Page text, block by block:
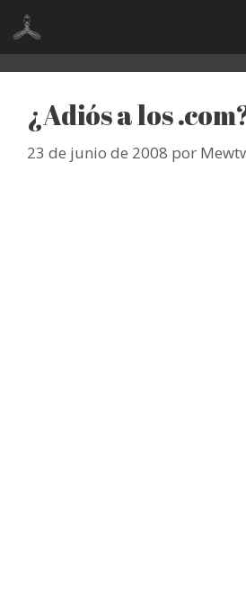
Saltar
contenido
¿Adiós a los
23 de junio de 2008 por